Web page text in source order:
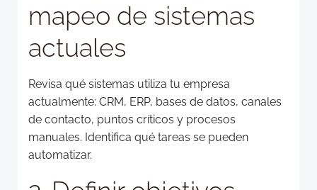
mapeo de sistemas
actuales
Revisa qué sistemas utiliza tu empresa
actualmente: CRM, ERP, bases de datos, canales
de contacto, puntos críticos y procesos
manuales. Identifica qué tareas se pueden
automatizar.